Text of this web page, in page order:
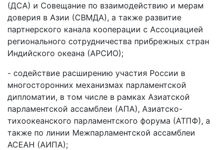
(ДСА) и Совещание по взаимодействию и мерам
доверия в Азии (СВМДА), а также развитие
партнерского канала кооперации с Ассоциацией
регионального сотрудничества прибрежных стран
Индийского океана (АРСИО);
- содействие расширению участия России в
многосторонних механизмах парламентской
дипломатии, в том числе в рамках Азиатской
парламентской ассамблеи (АПА), Азиатско-
тихоокеанского парламентского форума (АТПФ), а
также по линии Межпарламентской ассамблеи
АСЕАН (АИПА);